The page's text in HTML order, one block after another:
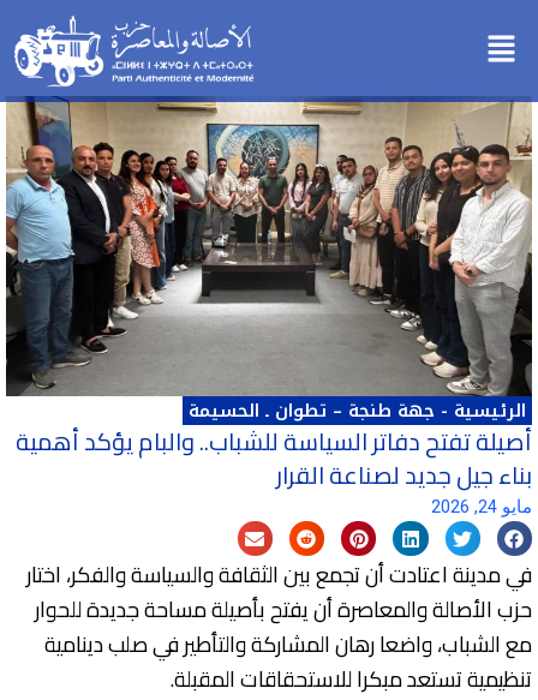
إلىMenu
الرئيسية - جهة طنجة – تطوان ـ الحسيمة
أصيلة تفتح دفاتر السياسة للشباب.. والبام يؤكد أهمية
بناء جيل جديد لصناعة القرار
مايو 24, 2026
في مدينة اعتادت أن تجمع بين الثقافة والسياسة والفكر، اختار
حزب الأصالة والمعاصرة أن يفتح بأصيلة مساحة جديدة للحوار
مع الشباب، واضعا رهان المشاركة والتأطير في صلب دينامية
تنظيمية تستعد مبكرا للاستحقاقات المقبلة.